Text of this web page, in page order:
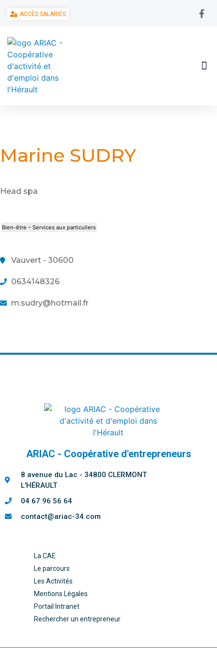
ACCÈS SALARIÉS
Marine SUDRY
Head spa
Bien-être – Services aux particuliers
Vauvert - 30600
0634148326
m.sudry@hotmail.fr
ARIAC - Coopérative d'entrepreneurs
8 avenue du Lac - 34800 CLERMONT
L'HÉRAULT
04 67 96 56 64
contact@ariac-34.com
La CAE
Le parcours
Les Activités
Mentions Légales
Portail Intranet
Rechercher un entrepreneur